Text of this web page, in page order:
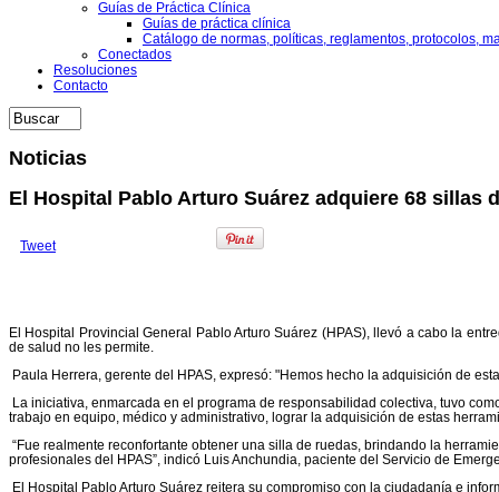
Guías de Práctica Clínica
Guías de práctica clínica
Catálogo de normas, políticas, reglamentos, protocolos,
Conectados
Resoluciones
Contacto
Noticias
El Hospital Pablo Arturo Suárez adquiere 68 sillas
Tweet
El Hospital Provincial General Pablo Arturo Suárez (HPAS), llevó a cabo la
de salud no les permite.
Paula Herrera, gerente del HPAS, expresó: "Hemos hecho la adquisición de
La iniciativa, enmarcada en el programa de responsabilidad colectiva, tuvo
trabajo en equipo, médico y administrativo, lograr la adquisición de estas
“Fue realmente reconfortante obtener una silla de ruedas, brindando la
profesionales del HPAS”, indicó Luis Anchundia, paciente del Servicio de
El Hospital Pablo Arturo Suárez reitera su compromiso con la ciudadanía e